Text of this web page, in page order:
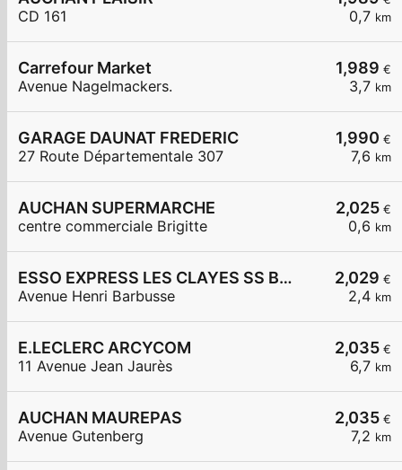
0,7 km
CD 161
1,989 €
3,7 km
Carrefour Market
Avenue Nagelmackers.
1,990 €
7,6 km
GARAGE DAUNAT FREDERIC
27 Route Départementale 307
2,025 €
0,6 km
AUCHAN SUPERMARCHE
centre commerciale Brigitte
2,029 €
2,4 km
ESSO EXPRESS LES CLAYES SS BOIS LA VIGNERAIE
Avenue Henri Barbusse
2,035 €
6,7 km
E.LECLERC ARCYCOM
11 Avenue Jean Jaurès
2,035 €
7,2 km
AUCHAN MAUREPAS
Avenue Gutenberg